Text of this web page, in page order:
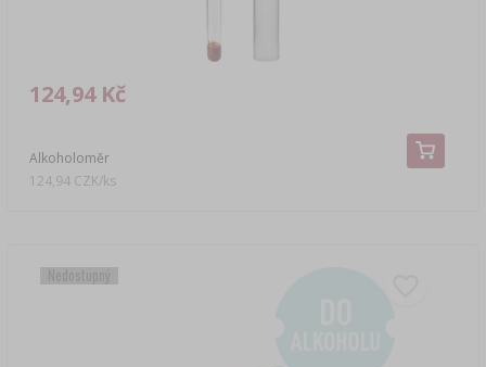
Alkoholoměr
124,94 Kč
124,94 CZK/ks